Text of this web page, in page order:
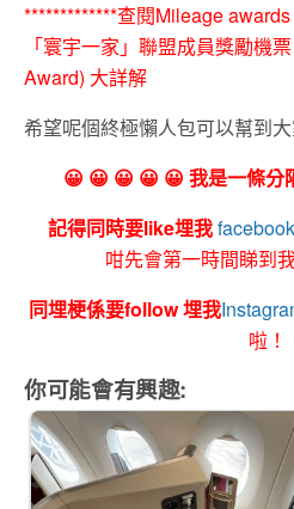
*************查閱Mileage
「寰宇一家」聯盟成員獎勵機
Award) 大詳解
希望呢個終極懶人包可以幫到大
😀 😀 😀 😀 😀 我是一條分
記得同時要like埋我facebook
咁先會第一時間睇到
同埋梗係要follow 埋我
啦！
你可能會有興趣: